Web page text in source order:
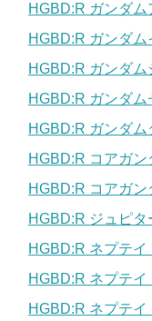
HGBD:R ガンダ
HGBD:R ガンダム
HGBD:R ガンダム
HGBD:R ガンダム
HGBD:R ガンダ
HGBD:R コアガ
HGBD:R コアガ
HGBD:R ジュピタ
HGBD:R ネプテ
HGBD:R ネプテイ
HGBD:R ネプテイ